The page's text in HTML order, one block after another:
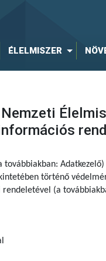
ÉLELMISZER
történő
(a